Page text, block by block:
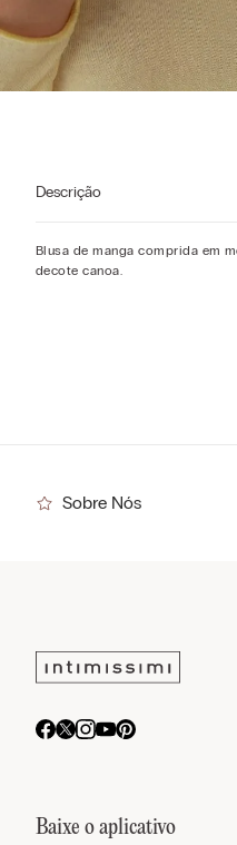
Descrição
Blusa de manga comprida em
decote canoa.
Sobre Nós
Baixe o aplicativo